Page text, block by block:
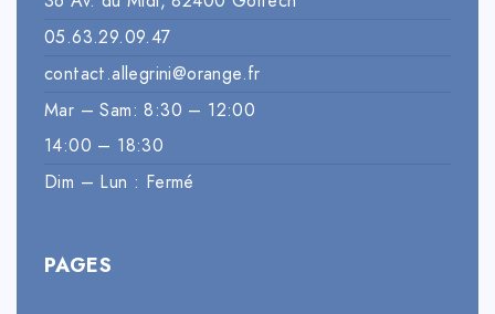
05.63.29.09.47
contact.allegrini@orange.fr
Mar – Sam: 8:30 – 12:00
14:00 – 18:30
Dim – Lun : Fermé
PAGES